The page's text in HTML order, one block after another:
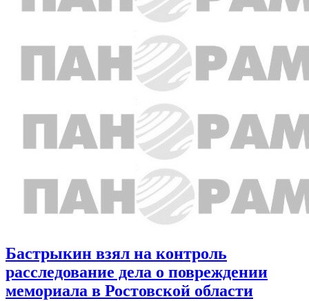
Бастрыкин взял на контроль
расследование дела о повреждении
мемориала в Ростовской области